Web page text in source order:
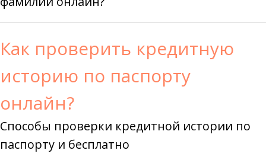
Как проверить кредитную
историю по паспорту
онлайн?
Способы проверки кредитной истории по
паспорту и бесплатно